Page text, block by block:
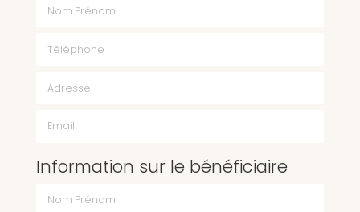
Information sur le bénéficiaire